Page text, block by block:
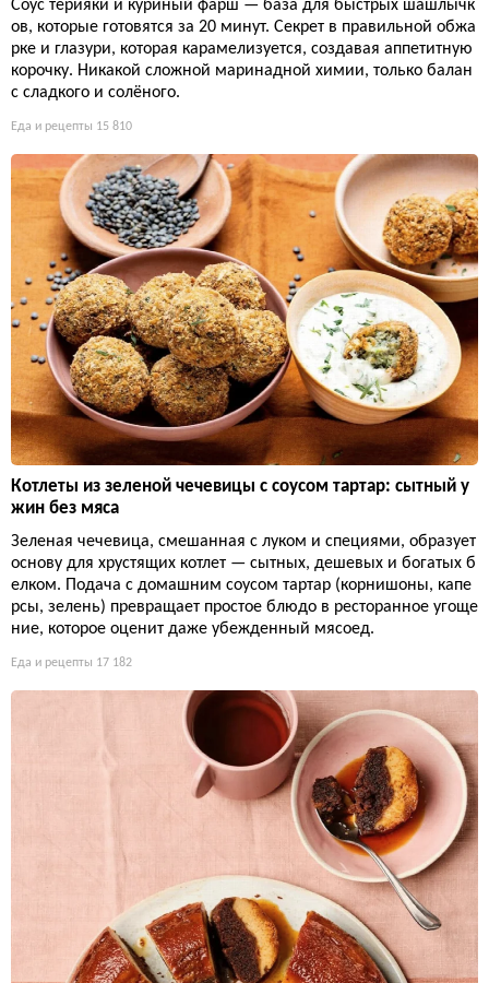
Соус терияки и куриный фарш — база для быстрых шашлычк
ов, которые готовятся за 20 минут. Секрет в правильной обжа
рке и глазури, которая карамелизуется, создавая аппетитную
корочку. Никакой сложной маринадной химии, только балан
с сладкого и солёного.
Еда и рецепты 15 810
Котлеты из зеленой чечевицы с соусом тартар: сытный у
жин без мяса
Зеленая чечевица, смешанная с луком и специями, образует
основу для хрустящих котлет — сытных, дешевых и богатых б
елком. Подача с домашним соусом тартар (корнишоны, капе
рсы, зелень) превращает простое блюдо в ресторанное угоще
ние, которое оценит даже убежденный мясоед.
Еда и рецепты 17 182